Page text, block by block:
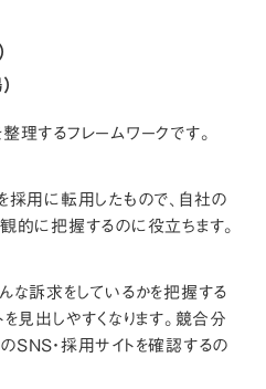
するフレームワークです。
採用に転用したもので、自社の
的に把握するのに役立ちます。
な訴求をしているかを把握する
見出しやすくなります。競合分
・採用サイトを確認するの